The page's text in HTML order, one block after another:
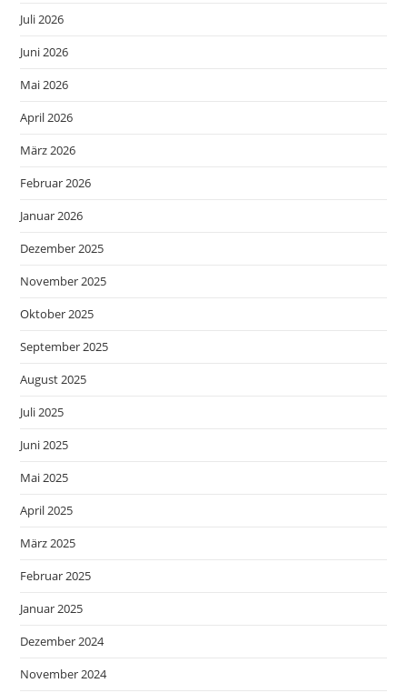
Juli 2026
Juni 2026
Mai 2026
April 2026
März 2026
Februar 2026
Januar 2026
Dezember 2025
November 2025
Oktober 2025
September 2025
August 2025
Juli 2025
Juni 2025
Mai 2025
April 2025
März 2025
Februar 2025
Januar 2025
Dezember 2024
November 2024